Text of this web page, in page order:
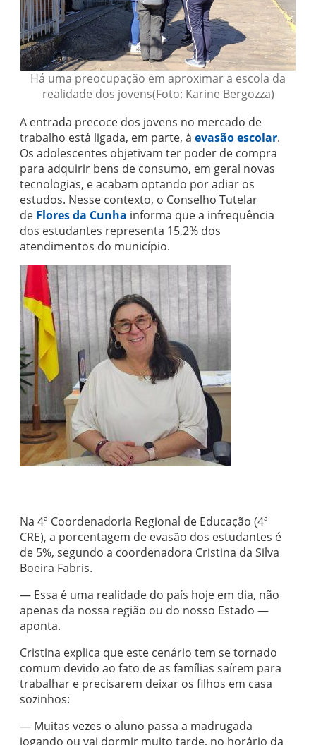
Há uma preocupação em aproximar a escola da
realidade dos jovens(Foto: Karine Bergozza)
A entrada precoce dos jovens no mercado de
trabalho está ligada, em parte, à evasão escolar.
Os adolescentes objetivam ter poder de compra
para adquirir bens de consumo, em geral novas
tecnologias, e acabam optando por adiar os
estudos. Nesse contexto, o Conselho Tutelar
de Flores da Cunha informa que a infrequência
dos estudantes representa 15,2% dos
atendimentos do município.
Na 4ª Coordenadoria Regional de Educação (4ª
CRE), a porcentagem de evasão dos estudantes é
de 5%, segundo a coordenadora Cristina da Silva
Boeira Fabris.
— Essa é uma realidade do país hoje em dia, não
apenas da nossa região ou do nosso Estado —
aponta.
Cristina explica que este cenário tem se tornado
comum devido ao fato de as famílias saírem para
trabalhar e precisarem deixar os filhos em casa
sozinhos:
— Muitas vezes o aluno passa a madrugada
jogando ou vai dormir muito tarde, no horário da